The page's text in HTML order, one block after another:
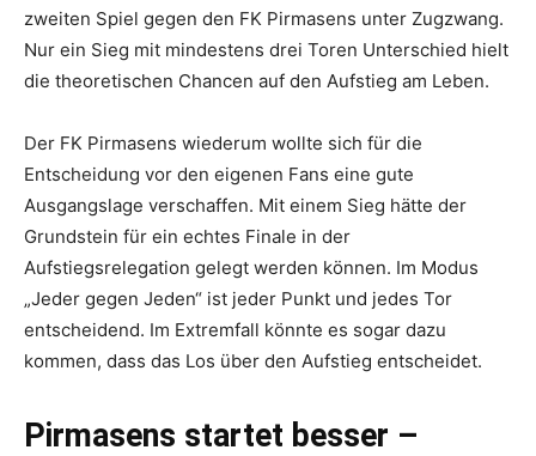
zweiten Spiel gegen den FK Pirmasens unter Zugzwang.
Nur ein Sieg mit mindestens drei Toren Unterschied hielt
die theoretischen Chancen auf den Aufstieg am Leben.
Der FK Pirmasens wiederum wollte sich für die
Entscheidung vor den eigenen Fans eine gute
Ausgangslage verschaffen. Mit einem Sieg hätte der
Grundstein für ein echtes Finale in der
Aufstiegsrelegation gelegt werden können. Im Modus
„Jeder gegen Jeden“ ist jeder Punkt und jedes Tor
entscheidend. Im Extremfall könnte es sogar dazu
kommen, dass das Los über den Aufstieg entscheidet.
Pirmasens startet besser –